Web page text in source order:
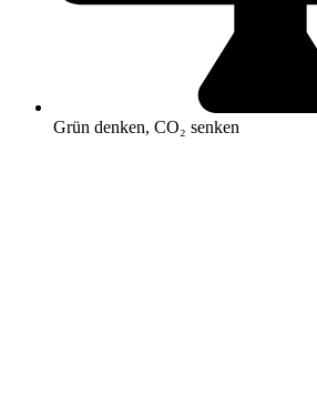
Grün denken, CO₂ senken